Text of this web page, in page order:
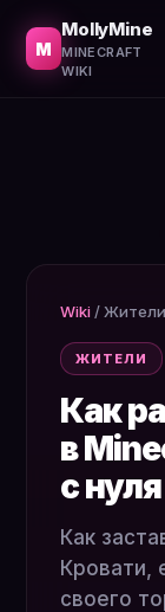
M
MollyMine
MINECRAFT
WIKI
Wiki /Жители
ЖИТЕЛИ
Как
в
с нуля
Как
Кровати,
своего